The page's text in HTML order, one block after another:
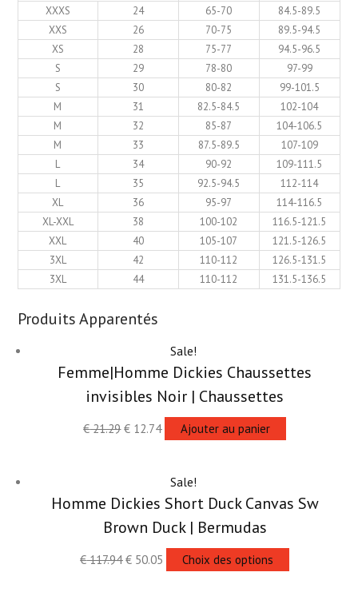
XXXS
24 65-70
84.5-89.5
XXS
26 70-75
89.5-94.5
XS
28 75-77
94.5-96.5
S
29 78-80
97-99
S
30 80-82
99-101.5
M
31 82.5-84.5
102-104
M
32 85-87
104-106.5
M
33 87.5-89.5
107-109
L
34 90-92
109-111.5
L
35 92.5-94.5
112-114
XL
36 95-97
114-116.5
XL-XXL
38 100-102
116.5-121.5
XXL
40 105-107
121.5-126.5
3XL
42 110-112
126.5-131.5
3XL
44 110-112 131.5-136.5
Produits Apparentés
Sale!
Femme|Homme Dickies Chaussettes
invisibles Noir | Chaussettes
€21.29 € 12.74 Ajouter au panier
Sale!
Homme Dickies Short Duck Canvas Sw
Brown Duck | Bermudas
€117.94 € 50.05 Choix des options